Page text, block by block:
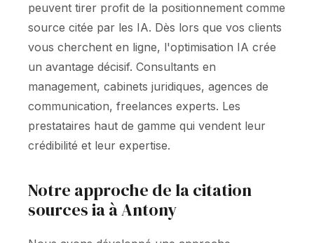
peuvent tirer profit de la positionnement comme
source citée par les IA. Dès lors que vos clients
vous cherchent en ligne, l'optimisation IA crée
un avantage décisif. Consultants en
management, cabinets juridiques, agences de
communication, freelances experts. Les
prestataires haut de gamme qui vendent leur
crédibilité et leur expertise.
Notre approche de la citation
sources ia à Antony